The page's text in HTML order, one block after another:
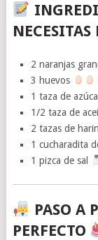
2 naranjas
3 huevos
1 taza de
1/2 taza de
2 tazas de
1 cucharadita
1 pizca de sal
PASO A
PERFECTO